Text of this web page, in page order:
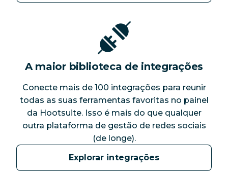
A maior biblioteca de integrações
Conecte mais de 100 integrações para reunir
todas as suas ferramentas favoritas no painel
da Hootsuite. Isso é mais do que qualquer
outra plataforma de gestão de redes sociais
(de longe).
Explorar integrações